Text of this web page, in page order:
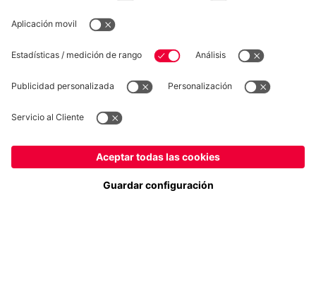
Privacidad
Configuración de las cookies
*Los precios incluyen el IVA y los gastos de envío
© FC Bayern München AG
FC Bayern München AG, Säbener Str. 51-57, 81547 München
Españapara entregar allí!
Globalpara entregar allí!